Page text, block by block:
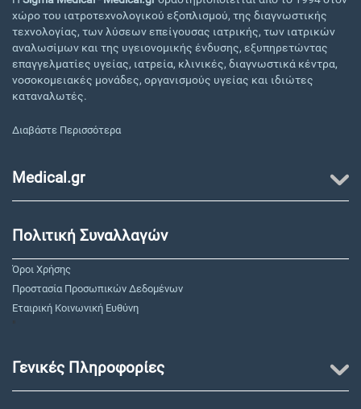
χώρο του ιατροτεχνολογικού εξοπλισμού, της διαγνωστικής
τεχνολογίας, των λύσεων επείγουσας ιατρικής, των ιατρικών
αναλωσίμων και της υγειονομικής ένδυσης, εξυπηρετώντας
επαγγελματίες υγείας, ιατρεία, κλινικές, διαγνωστικά κέντρα,
νοσοκομειακές μονάδες, οργανισμούς υγείας και ιδιώτες
καταναλωτές.
Διαβάστε Περισσότερα
Medical.gr
Πολιτική Συναλλαγών
Όροι Χρήσης
Προστασία Προσωπικών Δεδομένων
Εταιρική Κοινωνική Ευθύνη
"
Γενικές Πληροφορίες